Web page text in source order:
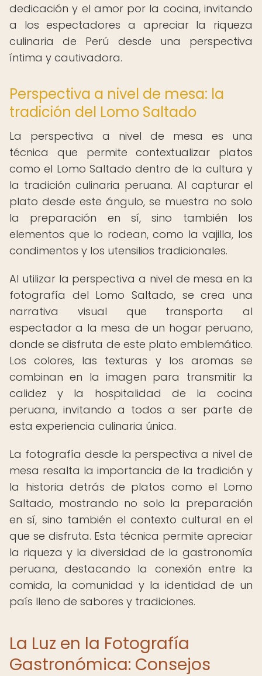
dedicación y el amor por la cocina, invitando
a los espectadores a apreciar la riqueza
culinaria de Perú desde una perspectiva
íntima y cautivadora.
Perspectiva a nivel de mesa: la
tradición del Lomo Saltado
La perspectiva a nivel de mesa es una
técnica que permite contextualizar platos
como el Lomo Saltado dentro de la cultura y
la tradición culinaria peruana. Al capturar el
plato desde este ángulo, se muestra no solo
la preparación en sí, sino también los
elementos que lo rodean, como la vajilla, los
condimentos y los utensilios tradicionales.
Al utilizar la perspectiva a nivel de mesa en la
fotografía del Lomo Saltado, se crea una
narrativa visual que transporta al
espectador a la mesa de un hogar peruano,
donde se disfruta de este plato emblemático.
Los colores, las texturas y los aromas se
combinan en la imagen para transmitir la
calidez y la hospitalidad de la cocina
peruana, invitando a todos a ser parte de
esta experiencia culinaria única.
La fotografía desde la perspectiva a nivel de
mesa resalta la importancia de la tradición y
la historia detrás de platos como el Lomo
Saltado, mostrando no solo la preparación
en sí, sino también el contexto cultural en el
que se disfruta. Esta técnica permite apreciar
la riqueza y la diversidad de la gastronomía
peruana, destacando la conexión entre la
comida, la comunidad y la identidad de un
país lleno de sabores y tradiciones.
La Luz en la Fotografía
Gastronómica: Consejos